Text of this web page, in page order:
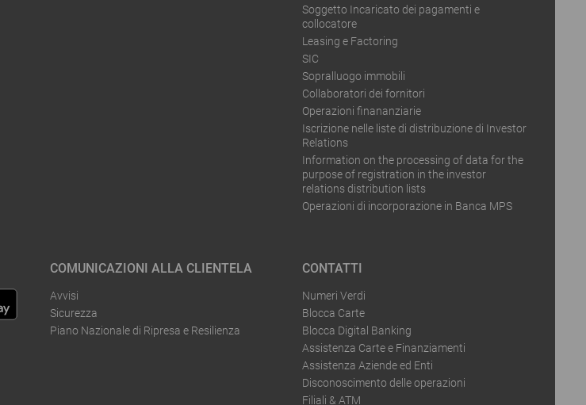
Soggetto Incaricato dei pagamenti e
collocatore
Leasing e Factoring
SIC
Sopralluogo immobili
Collaboratori dei fornitori
Operazioni finananziarie
Iscrizione nelle liste di distribuzione di Investor
Relations
Information on the processing of data for the
purpose of registration in the investor
relations distribution lists
Operazioni di incorporazione in Banca MPS
COMUNICAZIONI ALLA CLIENTELA
Avvisi
Sicurezza
Piano Nazionale di Ripresa e Resilienza
CONTATTI
Numeri Verdi
Blocca Carte
Blocca Digital Banking
Assistenza Carte e Finanziamenti
Assistenza Aziende ed Enti
Disconoscimento delle operazioni
Filiali & ATM